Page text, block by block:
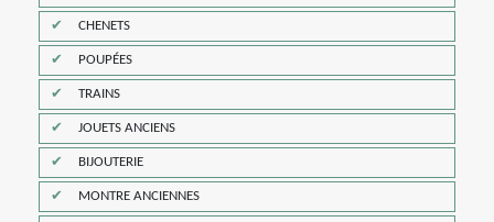
CHENETS
POUPÉES
TRAINS
JOUETS ANCIENS
BIJOUTERIE
MONTRE ANCIENNES